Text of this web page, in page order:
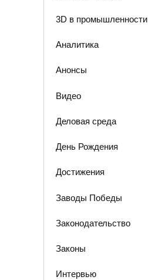
3D в промышленности
Аналитика
Анонсы
Видео
Деловая среда
День Рождения
Достижения
Заводы Победы
Законодательство
Законы
Интервью